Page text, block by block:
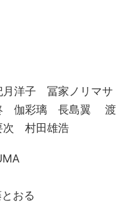
洋子 冨家ノリマサ
伽彩璃 長島翼 渡
次 村田雄浩
おる